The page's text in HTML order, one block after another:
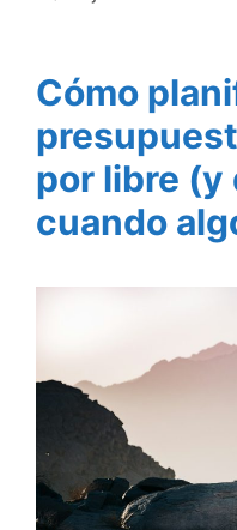
Cómo
por libre (y
cuando